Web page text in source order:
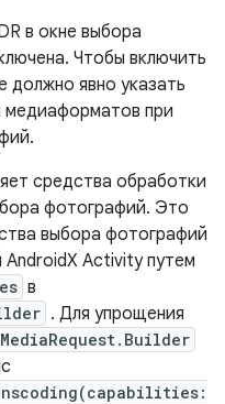
в окне выбора
Чтобы включить
должно явно указать
при
средства обработки
фотографий. Это
выбора фотографий
AndroidX Activity путем
в
. Для упрощения